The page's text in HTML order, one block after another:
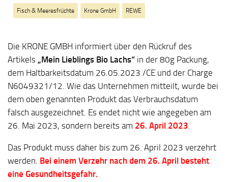
Fisch & Meeresfrüchte Krone GmbH REWE
Die KRONE GMBH informiert über den Rückruf des
Artikels „Mein Lieblings Bio Lachs“ in der 80g Packung,
dem Haltbarkeitsdatum 26.05.2023 /CE und der Charge
N6049321/12. Wie das Unternehmen mitteilt, wurde bei
dem oben genannten Produkt das Verbrauchsdatum
falsch ausgezeichnet. Es endet nicht wie angegeben am
26. Mai 2023, sondern bereits am 26. April 2023.
Das Produkt muss daher bis zum 26. April 2023 verzehrt
werden. Bei einem Verzehr nach dem 26. April besteht
eine Gesundheitsgefahr.